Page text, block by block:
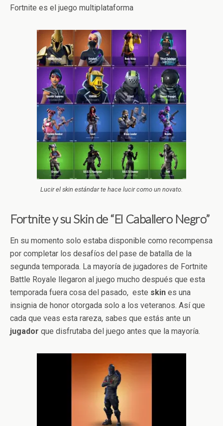
Fortnite es el juego multiplataforma
Lucir el skin estándar te hace lucir como un novato.
Fortnite y su Skin de “El Caballero Negro”
En su momento solo estaba disponible como recompensa
por completar los desafíos del pase de batalla de la
segunda temporada. La mayoría de jugadores de Fortnite
Battle Royale llegaron al juego mucho después que esta
temporada fuera cosa del pasado, este skin es una
insignia de honor otorgada solo a los veteranos. Así que
cada que veas esta rareza, sabes que estás ante un
jugador que disfrutaba del juego antes que la mayoría.